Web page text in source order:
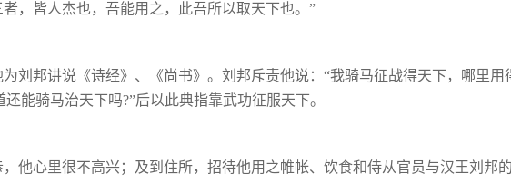
，皆人杰也，吾能用之，此吾所以取天下也。 ”
刘邦讲说《诗经》、《尚书》。刘邦斥责他说： “我骑马征战得天下，哪里用
能骑马治天下吗?”后以 此典指靠武功征服天下。
他心里很不高兴；及到住所，招待他用之帷帐、饮食和侍从官员与汉王刘邦